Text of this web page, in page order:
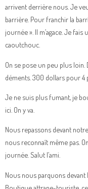
arrivent derrière nous. Je
barrière. Pour franchir la
journée ». Il m’agace. Je
caoutchouc.
On se pose un peu plus
déments. 300 dollars pour 4
Je ne suis plus fumant, je
ici. On y va.
Nous repassons devant
nous reconnaît même pas.
journée. Salut l’ami.
Nous nous parquons devant